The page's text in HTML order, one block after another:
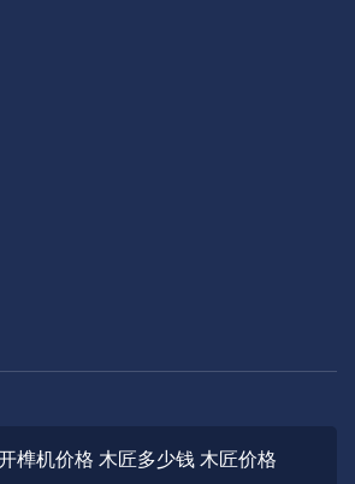
榫机价格 木匠多少钱 木匠价格